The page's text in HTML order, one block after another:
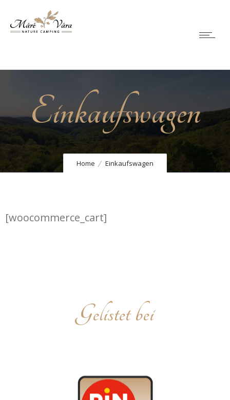
Einkaufswagen
Home Einkaufswagen
[woocommerce_cart]
Gelistet bei